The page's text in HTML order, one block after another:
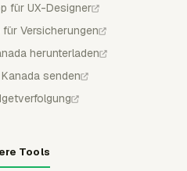
für UX-Designer
Versicherungen
herunterladen
senden
Tools